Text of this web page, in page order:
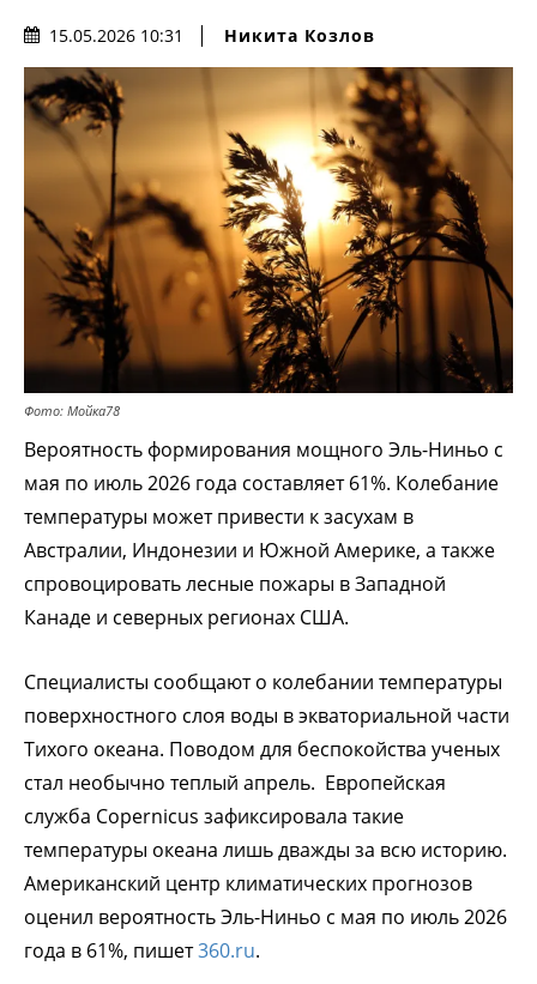
15.05.2026 10:31 Никита Козлов
Фото: Мойка78
Вероятность формирования мощного Эль-Ниньо с
мая по июль 2026 года составляет 61%. Колебание
температуры может привести к засухам в
Австралии, Индонезии и Южной Америке, а также
спровоцировать лесные пожары в Западной
Канаде и северных регионах США.
Специалисты сообщают о колебании температуры
поверхностного слоя воды в экваториальной части
Тихого океана. Поводом для беспокойства ученых
стал необычно теплый апрель. Европейская
служба Copernicus зафиксировала такие
температуры океана лишь дважды за всю историю.
Американский центр климатических прогнозов
оценил вероятность Эль-Ниньо с мая по июль 2026
года в 61%, пишет360.ru.